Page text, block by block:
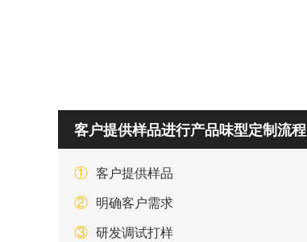
客户提供样品进行产品味型定制流程
① 客户提供样品
② 明确客户需求
③ 研发调试打样